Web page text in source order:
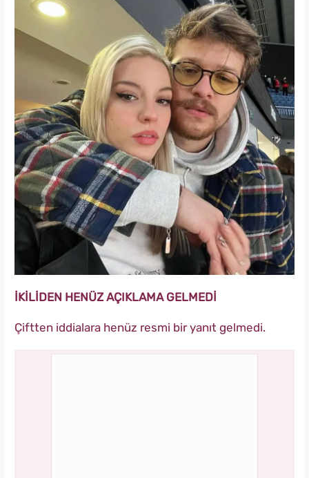
İKİLİDEN HENÜZ AÇIKLAMA GELMEDİ
Çiftten iddialara henüz resmi bir yanıt gelmedi.